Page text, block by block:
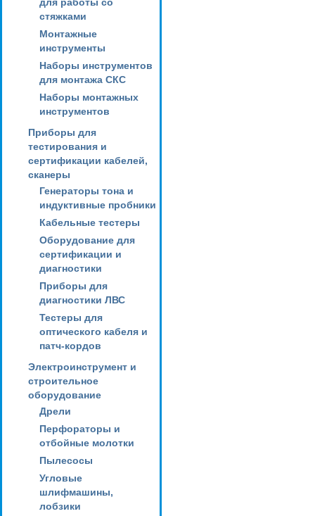
стяжками
Монтажные
инструменты
Наборы инструментов
для монтажа СКС
Наборы монтажных
инструментов
Приборы для
тестирования и
сертификации кабелей,
сканеры
Генераторы тона и
индуктивные пробники
Кабельные тестеры
Оборудование для
сертификации и
диагностики
Приборы для
диагностики ЛВС
Тестеры для
оптического кабеля и
патч-кордов
Электроинструмент и
строительное
оборудование
Дрели
Перфораторы и
отбойные молотки
Пылесосы
Угловые
шлифмашины,
лобзики